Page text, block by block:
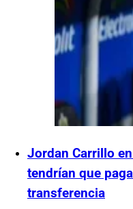
Jordan Carrillo
tendrían que
transferencia